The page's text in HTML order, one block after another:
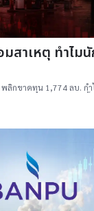
สาเหตุ ทำไม
พลิกขาดทุน 1,774 ลบ. ก
แต่ 14 โบรกฯ ยังแนะ "ซื้